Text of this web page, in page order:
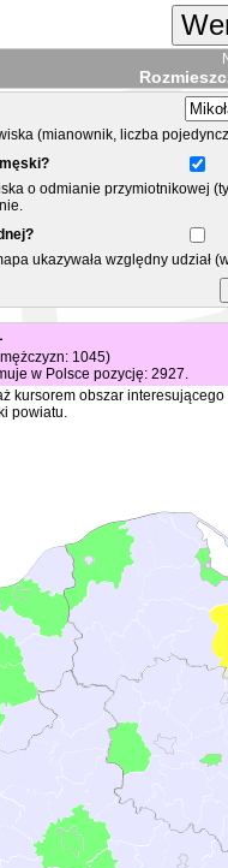
(mianownik, liczba
o odmianie przymiotnikowej
ukazywała względny
1045)
w Polsce pozycję: 2927.
kursorem obszar
powiatu.